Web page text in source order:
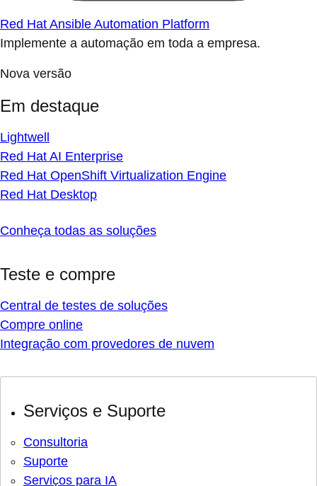
Red Hat Ansible Automation Platform
Implemente a automação em toda a empresa.
Nova versão
Em destaque
Lightwell
Red Hat AI Enterprise
Red Hat OpenShift Virtualization Engine
Red Hat Desktop
Conheça todas as soluções
Teste e compre
Central de testes de soluções
Compre online
Integração com provedores de nuvem
Serviços e Suporte
Consultoria
Suporte
Serviços para IA